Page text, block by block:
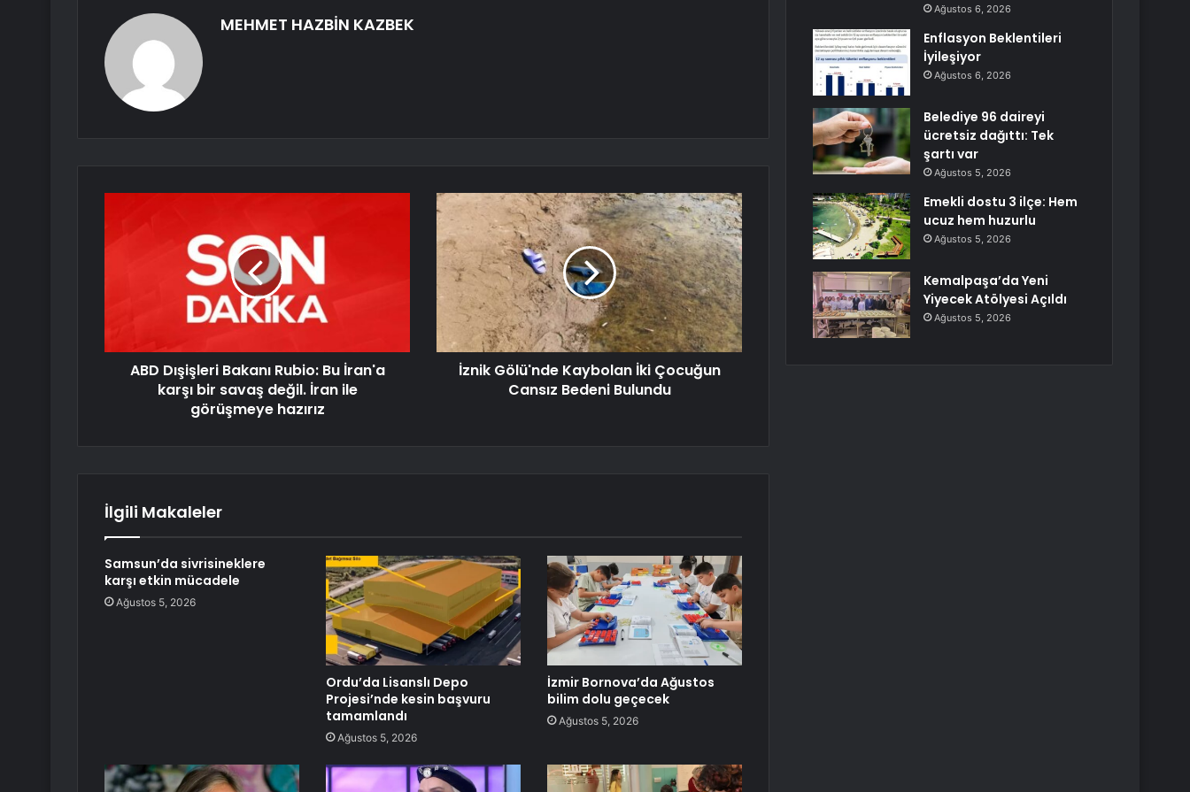
MEHMET HAZBİN KAZBEK
ABD Dışişleri Bakanı Rubio: Bu İran'a
karşı bir savaş değil. İran ile
görüşmeye hazırız
İznik Gölü'nde Kaybolan İki Çocuğun
Cansız Bedeni Bulundu
İlgili Makaleler
Samsun’da sivrisineklere
karşı etkin mücadele
Ağustos 5, 2026
Ordu’da Lisanslı Depo
Projesi’nde kesin başvuru
tamamlandı
Ağustos 5, 2026
İzmir Bornova’da Ağustos
bilim dolu geçecek
Ağustos 5, 2026
Ağustos 6, 2026
Enflasyon Beklentileri
İyileşiyor
Ağustos 6, 2026
Belediye 96 daireyi
ücretsiz dağıttı: Tek
şartı var
Ağustos 5, 2026
Emekli dostu 3 ilçe: Hem
ucuz hem huzurlu
Ağustos 5, 2026
Kemalpaşa’da Yeni
Yiyecek Atölyesi Açıldı
Ağustos 5, 2026